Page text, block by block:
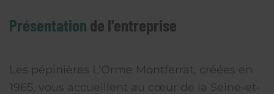
Présentation de l'entreprise
Les pépinières L’Orme Montferrat, créées en
1965, vous accueillent au cœur de la Seine-et-